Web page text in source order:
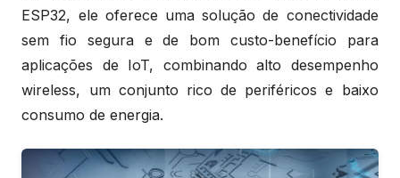
ESP32, ele oferece uma solução de conectividade
sem fio segura e de bom custo-benefício para
aplicações de IoT, combinando alto desempenho
wireless, um conjunto rico de periféricos e baixo
consumo de energia.